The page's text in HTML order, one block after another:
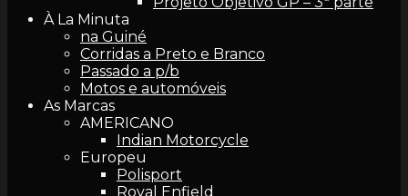
À La Minuta
na Guiné
Corridas a Preto e Branco
Passado a p/b
Motos e automóveis
As Marcas
AMERICANO
Indian Motorcycle
Europeu
Polisport
Royal Enfield